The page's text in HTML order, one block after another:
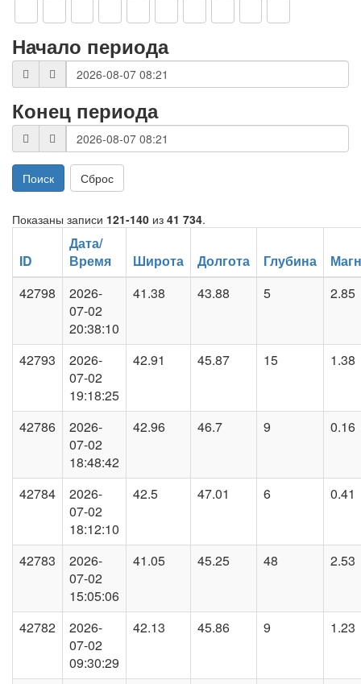
Начало периода
Конец периода
Поиск Сброс
Показаны записи 121-140 из 41 734.
ID
Дата/
Время
Широта Долгота Глубина
42798
2026-
07-02
20:38:10
41.38 43.88 5 2.85
42793
2026-
07-02
19:18:25
42.91 45.87 15 1.38
42786
2026-
07-02
18:48:42
42.96 46.7 9 0.16
42784
2026-
07-02
18:12:10
42.5 47.01 6 0.41
42783
2026-
07-02
15:05:06
41.05 45.25 48 2.53
42782
2026-
07-02
09:30:29
42.13 45.86 9 1.23